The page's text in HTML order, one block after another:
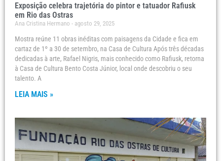
Exposição celebra trajetória do pintor e tatuador Rafiusk
em Rio das Ostras
Ana Cristina Hermano agosto 29, 2025
Mostra reúne 11 obras inéditas com paisagens da Cidade e fica em
cartaz de 1º a 30 de setembro, na Casa de Cultura Após três décadas
dedicadas à arte, Rafael Nigris, mais conhecido como Rafiusk, retorna
à Casa de Cultura Bento Costa Júnior, local onde descobriu o seu
talento. A
LEIA MAIS »